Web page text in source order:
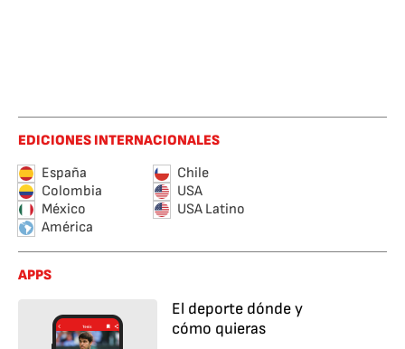
EDICIONES INTERNACIONALES
España
Chile
Colombia
USA
México
USA Latino
América
APPS
El deporte dónde y
cómo quieras